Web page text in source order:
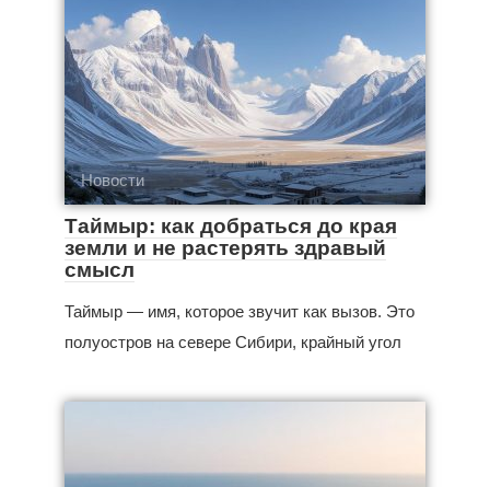
Новости
Таймыр: как добраться до края
земли и не растерять здравый
смысл
Таймыр — имя, которое звучит как вызов. Это
полуостров на севере Сибири, крайный угол